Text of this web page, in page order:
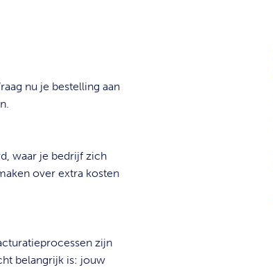
nu je bestelling aan
waar je bedrijf zich
over extra kosten
zijn
belangrijk is: jouw